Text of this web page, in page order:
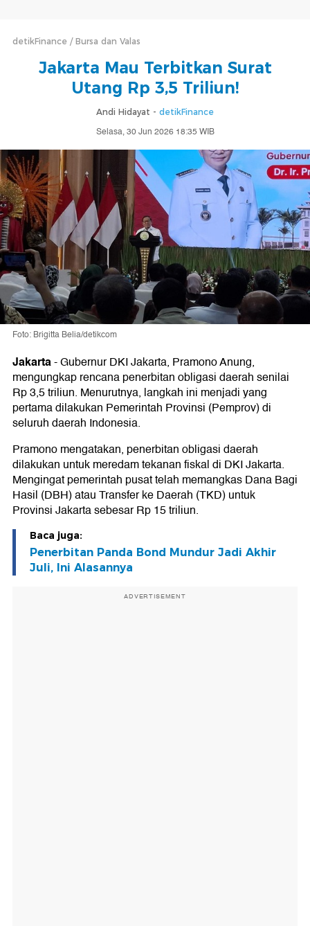
detikFinance Bursa dan Valas
Jakarta Mau Terbitkan Surat
Utang Rp 3,5 Triliun!
Andi Hidayat - detikFinance
Selasa, 30 Jun 2026 18:35 WIB
Foto: Brigitta Belia/detikcom
Jakarta-Gubernur DKI Jakarta, Pramono Anung,
mengungkap rencana penerbitan obligasi daerah senilai
Rp 3,5 triliun. Menurutnya, langkah ini menjadi yang
pertama dilakukan Pemerintah Provinsi (Pemprov) di
seluruh daerah Indonesia.
Pramono mengatakan, penerbitan obligasi daerah
dilakukan untuk meredam tekanan fiskal di DKI Jakarta.
Mengingat pemerintah pusat telah memangkas Dana Bagi
Hasil (DBH) atau Transfer ke Daerah (TKD) untuk
Provinsi Jakarta sebesar Rp 15 triliun.
Baca juga:
Penerbitan Panda Bond Mundur Jadi Akhir
Juli, Ini Alasannya
ADVERTISEMENT